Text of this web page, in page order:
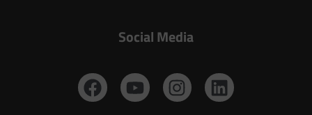
Social Media